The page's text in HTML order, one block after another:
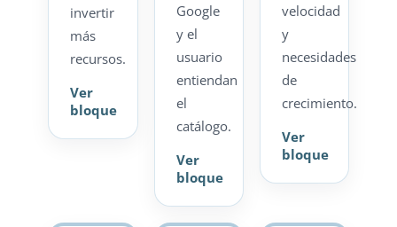
invertir
más
recursos.
Ver
bloque
Google
y el
usuario
entiendan
el
catálogo.
Ver
bloque
velocidad
y
necesidades
de
crecimiento.
Ver
bloque